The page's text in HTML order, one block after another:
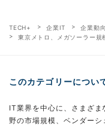
TECH+ 企業IT
企業動向
東京メトロ、メガソーラー
このカテゴリーについ
IT業界を中心に、さまざ
野の市場規模、ベンダーシ